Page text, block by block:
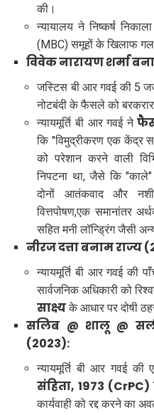
की।
न्यायालय ने निष्कर्ष
(MBC) समूहों के खिलाफ
विवेक नारायण शर्मा
जस्टिस बी आर गवई की 5
नोटबंदी के फैसले को
न्यायमूर्ति बी आर गवई ने
कि "विमुद्रीकरण एक केंद्र
को परेशान करने वाली
निपटना था, जैसे कि
दोनों आतंकवाद और
वित्तपोषण,एक समानांतर
सहित मनी लॉन्ड्रिंग जैसी
नीरज दत्ता बनाम राज्य
न्यायमूर्ति बी आर गवई की
सार्वजनिक अधिकारी को
साक्ष्यके आधार पर दोषी
सलिब @ शालू @
(2023):
न्यायमूर्ति बी आर गवई की
संहिता, 1973 (CrPC)
कार्यवाही को रद्द करने का